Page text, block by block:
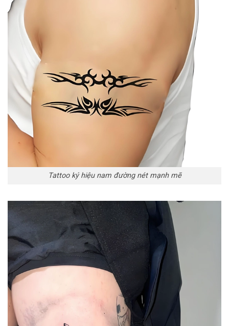
Tattoo ký hiệu nam đường nét mạnh mẽ